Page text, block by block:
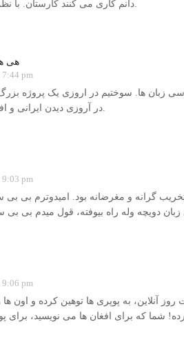
دانم کاری می کنند کارستان. با نظراتت موافق هستم.
هی
7:44 pm
زبان ها. سوختیم در اروزی یک پروژه
در آروزی دیدن ایرانی و افغان تاجیک کنار هم.
9:03 pm
9:06 pm
آنلاین، به پوپری ها توهین کرده و